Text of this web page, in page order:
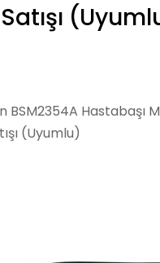
Satışı
BSM2354A Hastabaşı
(Uyumlu)